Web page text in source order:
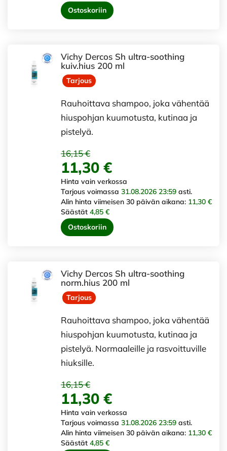
Ostoskoriin
Vichy Dercos Sh ultra-soothing
kuiv.hius 200 ml
Tarjous
Rauhoittava shampoo, joka vähentää
hiuspohjan kuumotusta, kutinaa ja
pistelyä.
16,15 €
11,30 €
Hinta vain verkossa
Tarjous voimassa 31.08.2026 23:59 asti.
Alin hinta viimeisen 30 päivän aikana: 11,30 €
Säästät 4,85 €
Ostoskoriin
Vichy Dercos Sh ultra-soothing
norm.hius 200 ml
Tarjous
Rauhoittava shampoo, joka vähentää
hiuspohjan kuumotusta, kutinaa ja
pistelyä. Normaaleille ja rasvoittuville
hiuksille.
16,15 €
11,30 €
Hinta vain verkossa
Tarjous voimassa 31.08.2026 23:59 asti.
Alin hinta viimeisen 30 päivän aikana: 11,30 €
Säästät 4,85 €